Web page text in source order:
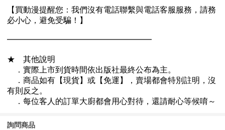
詢問商品